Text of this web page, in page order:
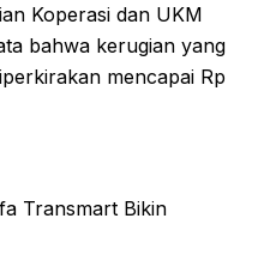
Koperasi dan UKM
bahwa kerugian yang
mencapai Rp
Transmart Bikin